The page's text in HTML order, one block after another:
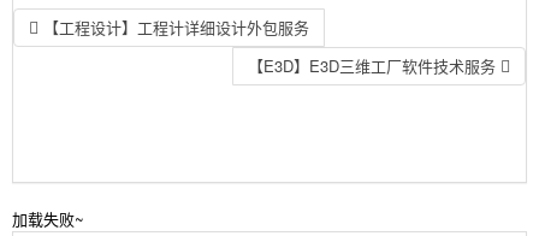
【工程设计】工程计详细设计外包服务
【E3D】E3D三维工厂软件技术服务
加载失败~